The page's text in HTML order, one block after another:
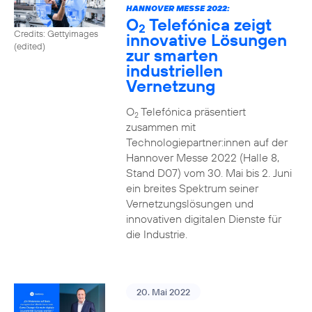
Credits: Gettyimages
(edited)
HANNOVER MESSE 2022:
O2 Telefónica zeigt
innovative Lösungen
zur smarten
industriellen
Vernetzung
O2Telefónica präsentiert
zusammen mit
Technologiepartner:innen auf der
Hannover Messe 2022 (Halle 8,
Stand D07) vom 30. Mai bis 2. Juni
ein breites Spektrum seiner
Vernetzungslösungen und
innovativen digitalen Dienste für
die Industrie.
20. Mai 2022